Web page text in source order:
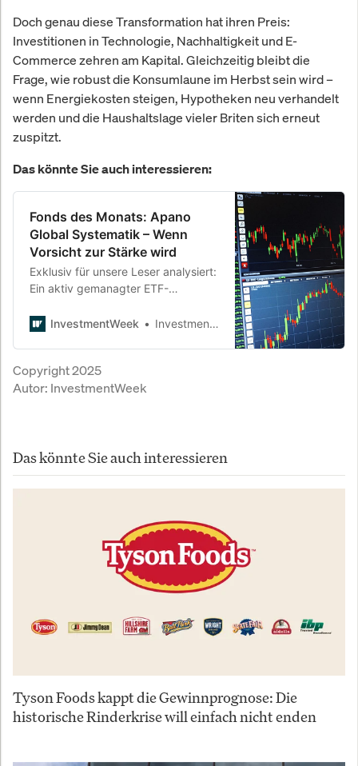
Doch genau diese Transformation hat ihren Preis:
Investitionen in Technologie, Nachhaltigkeit und E-
Commerce zehren am Kapital. Gleichzeitig bleibt die
Frage, wie robust die Konsumlaune im Herbst sein wird –
wenn Energiekosten steigen, Hypotheken neu verhandelt
werden und die Haushaltslage vieler Briten sich erneut
zuspitzt.
Das könnte Sie auch interessieren:
Fonds des Monats: Apano
Global Systematik – Wenn
Vorsicht zur Stärke wird
Exklusiv für unsere Leser analysiert:
Ein aktiv gemanagter ETF-
Chancen sucht – und Risiken
des Monats.
InvestmentWeek InvestmentWeek
Copyright 2025
Autor: InvestmentWeek
Das könnte Sie auch interessieren
Tyson Foods kappt die Gewinnprognose: Die
historische Rinderkrise will einfach nicht enden